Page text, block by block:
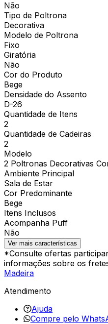
Não
Tipo de Poltrona
Decorativa
Modelo de Poltrona
Fixo
Giratória
Não
Cor do Produto
Bege
Densidade do Assento
D-26
Quantidade de Itens
2
Quantidade de Cadeiras
2
Modelo
2 Poltronas Decorativas
Ambiente Principal
Sala de Estar
Cor Predominante
Bege
Itens Inclusos
Acompanha Puff
Não
Ver mais características
*Consulte ofertas
informações sobre os
Madeira
Atendimento
Ajuda
Compre pelo